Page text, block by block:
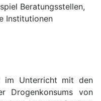
Beratungsstellen,
Institutionen
im Unterricht mit den
Drogenkonsums von